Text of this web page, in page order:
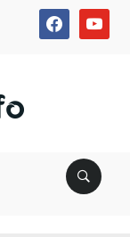
facebookyoutube